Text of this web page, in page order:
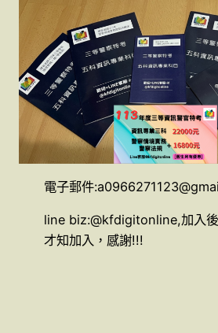
電子郵件
line biz:@kfdigitonline,加入
才知加入，感謝!!!